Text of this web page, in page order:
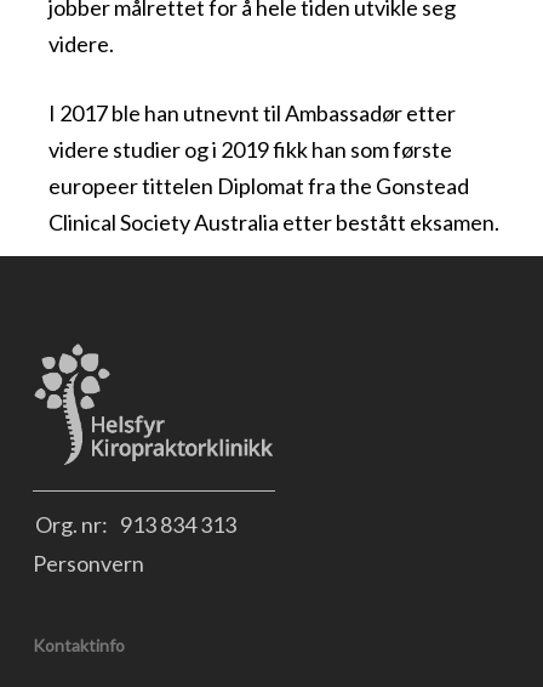
jobber målrettet for å hele tiden utvikle seg
videre.
I 2017 ble han utnevnt til Ambassadør etter
videre studier og i 2019 fikk han som første
europeer tittelen Diplomat fra the Gonstead
Clinical Society Australia etter bestått eksamen.
Org. nr: 913 834 313
Personvern
Kontaktinfo